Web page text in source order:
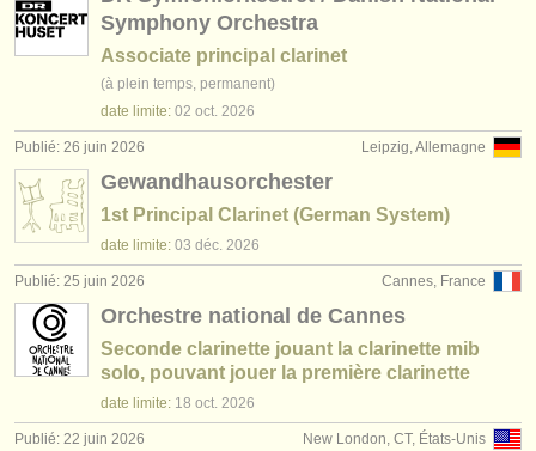
Symphony Orchestra
Associate principal clarinet
(à plein temps, permanent)
date limite: 02 oct. 2026
Leipzig, Allemagne
Publié: 26 juin 2026
Gewandhausorchester
1st Principal Clarinet (German System)
date limite: 03 déc. 2026
Cannes, France
Publié: 25 juin 2026
Orchestre national de Cannes
Seconde clarinette jouant la clarinette mib
solo, pouvant jouer la première clarinette
date limite: 18 oct. 2026
New London, CT, États-Unis
Publié: 22 juin 2026